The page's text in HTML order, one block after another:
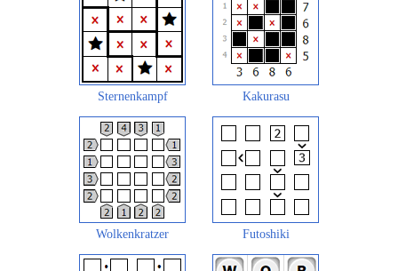
Sternenkampf Kakurasu
Wolkenkratzer Futoshiki